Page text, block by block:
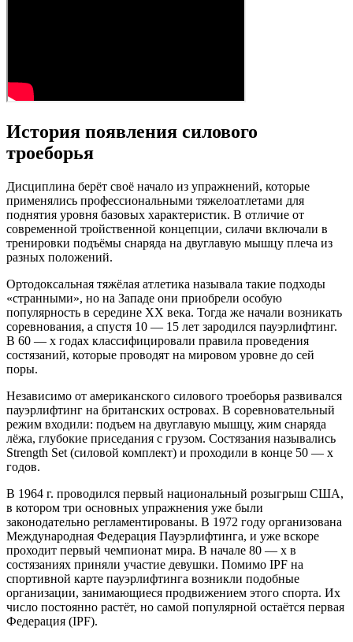
История появления силового
троеборья
Дисциплина берёт своё начало из упражнений, которые
применялись профессиональными тяжелоатлетами для
поднятия уровня базовых характеристик. В отличие от
современной тройственной концепции, силачи включали в
тренировки подъёмы снаряда на двуглавую мышцу плеча из
разных положений.
Ортодоксальная тяжёлая атлетика называла такие подходы
«странными», но на Западе они приобрели особую
популярность в середине XX века. Тогда же начали возникать
соревнования, а спустя 10 — 15 лет зародился пауэрлифтинг.
В 60 — х годах классифицировали правила проведения
состязаний, которые проводят на мировом уровне до сей
поры.
Независимо от американского силового троеборья развивался
пауэрлифтинг на британских островах. В соревновательный
режим входили: подъем на двуглавую мышцу, жим снаряда
лёжа, глубокие приседания с грузом. Состязания назывались
Strength Set (силовой комплект) и проходили в конце 50 — х
годов.
В 1964 г. проводился первый национальный розыгрыш США,
в котором три основных упражнения уже были
законодательно регламентированы. В 1972 году организована
Международная Федерация Пауэрлифтинга, и уже вскоре
проходит первый чемпионат мира. В начале 80 — х в
состязаниях приняли участие девушки. Помимо IPF на
спортивной карте пауэрлифтинга возникли подобные
организации, занимающиеся продвижением этого спорта. Их
число постоянно растёт, но самой популярной остаётся первая
Федерация (IPF).